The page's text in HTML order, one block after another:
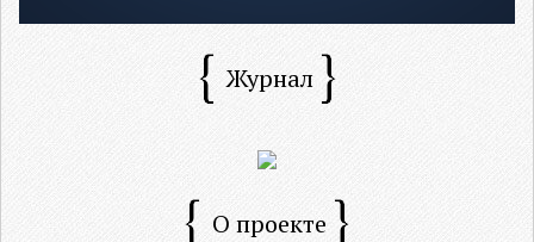
Журнал
О проекте